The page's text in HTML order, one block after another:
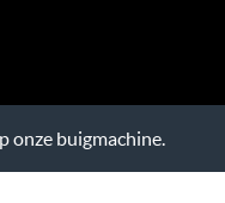
onze buigmachine.